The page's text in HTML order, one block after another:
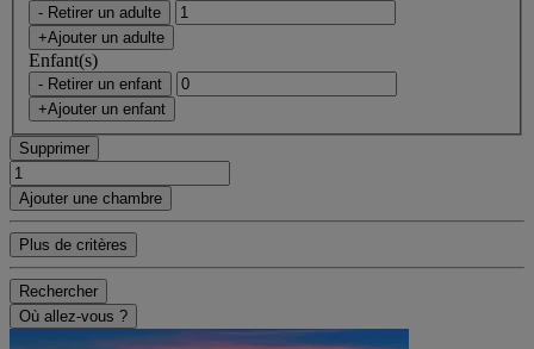
- Retirer un adulte
+Ajouter un adulte
Enfant(s)
- Retirer un enfant
+Ajouter un enfant
Supprimer
Ajouter une chambre
Plus de critères
Rechercher
Où allez-vous ?